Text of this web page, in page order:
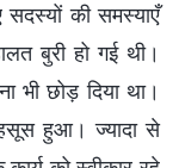
की समस्याएँ
बुरी हो गई थी।
छोड़ दिया था।
हुआ। ज्यादा से